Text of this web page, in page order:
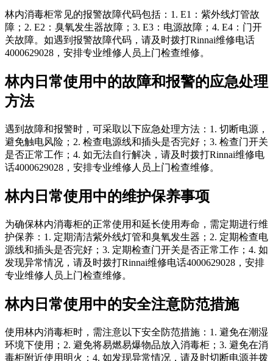
林内消毒柜常见的报警故障代码包括：1. E1：紫外线灯管故
障；2. E2：臭氧发生器故障；3. E3：电源故障；4. E4：门开
关故障。如遇到报警故障代码，请及时拨打Rinnai维修电话
4000629028，安排专业维修人员上门检查维修。
林内日常使用中的故障和报警的应急处理
方法
遇到故障和报警时，可采取以下应急处理方法：1. 切断电源，
避免触电风险；2. 检查电源线和插头是否完好；3. 检查门开关
是否正常工作；4. 如无法自行解决，请及时拨打Rinnai维修电
话4000629028，安排专业维修人员上门检查维修。
林内日常使用中的维护保养事项
为确保林内消毒柜的正常使用和延长使用寿命，需定期进行维
护保养：1. 定期清洁紫外线灯管和臭氧发生器；2. 定期检查电
源线和插头是否完好；3. 定期检查门开关是否正常工作；4. 如
发现异常情况，请及时拨打Rinnai维修电话4000629028，安排
专业维修人员上门检查维修。
林内日常使用中的安全注意防范措施
使用林内消毒柜时，需注意以下安全防范措施：1. 避免在潮湿
环境下使用；2. 避免将易燃易爆物品放入消毒柜；3. 避免在消
毒柜附近使用明火；4. 如发现异常情况，请及时切断电源并拨